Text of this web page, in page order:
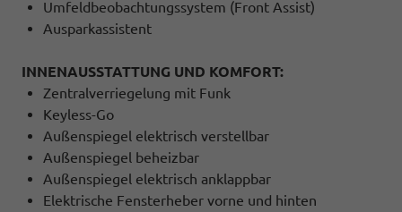
Umfeldbeobachtungssystem (Front Assist)
Ausparkassistent
INNENAUSSTATTUNG UND KOMFORT:
Zentralverriegelung mit Funk
Keyless-Go
Außenspiegel elektrisch verstellbar
Außenspiegel beheizbar
Außenspiegel elektrisch anklappbar
Elektrische Fensterheber vorne und hinten